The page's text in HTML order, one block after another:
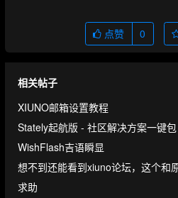
点赞 0
相关帖子
XIUNO邮箱设置教程
Stately起航版 - 社区解决方案一键包
WishFlash吉语瞬显
想不到还能看到xiuno论坛，这个和
求助